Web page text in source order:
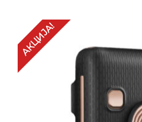
АКЦИЈА!